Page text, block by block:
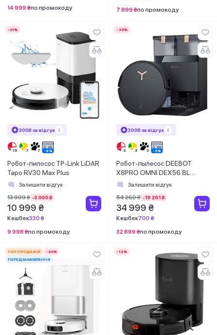
14 999 ₴по промокоду
7 899 ₴по промокоду
-21%
300₴ за відгук
Робот-пилосос TP-Link LiDAR
Tapo RV30 Max Plus
Залишити відгук
13 999 ₴ -3 000 ₴
10 999 ₴
Кешбек330 ₴
9 998 ₴по промокоду
-35%
300₴ за відгук
Робот-пылесос DEEBOT
X8PRO OMNI DEX56 BL
ECOVACS
Залишити відгук
54 260 ₴ -19 261 ₴
34 999 ₴
Кешбек700 ₴
32 899 ₴по промокоду
ТОП ПРОДАЖІВ
-40%
ПЕРЕДЗАМОВЛЕННЯ
-13%